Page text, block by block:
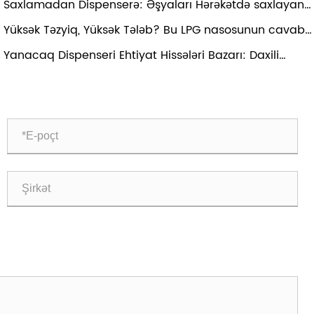
Saxlamadan Dispenserə: Əşyaları Hərəkətdə saxlayan
LPG çoxpilləli nasos
Yüksək Təzyiq, Yüksək Tələb? Bu LPG nasosunun cavabı
var
Yanacaq Dispenseri Ehtiyat Hissələri Bazarı: Daxili